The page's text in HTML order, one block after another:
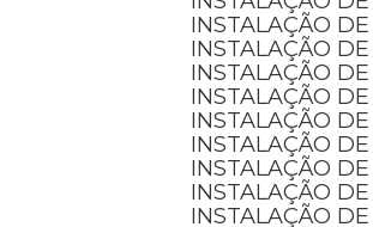
INSTALAÇÃO
INSTALAÇÃO
INSTALAÇÃO
INSTALAÇÃO
INSTALAÇÃO
INSTALAÇÃO
INSTALAÇÃO
INSTALAÇÃO
INSTALAÇÃO